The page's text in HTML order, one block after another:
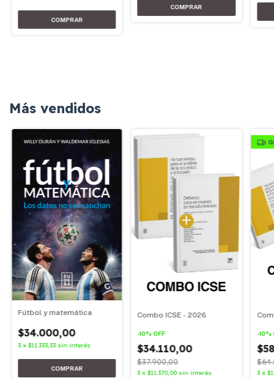
Más vendidos
Fútbol y matemática
$34.000,00
3 x $11.333,33 sin interés
Combo ICSE - 2026
-10%OFF
$34.110,00
$37.900,00
3 x$11.370,00 sin interés
-10%
3 x